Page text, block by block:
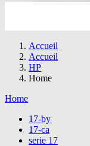
Accueil
Accueil
HP
Home
Home
17-by
17-ca
serie 17